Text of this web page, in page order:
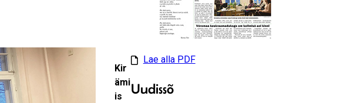
Kir
ämi
is
Lae alla PDF
Uudissõ